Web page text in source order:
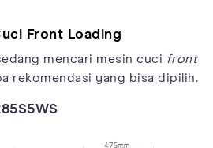
Front Loading
mencari mesin cuci front
rekomendasi yang bisa dipilih.